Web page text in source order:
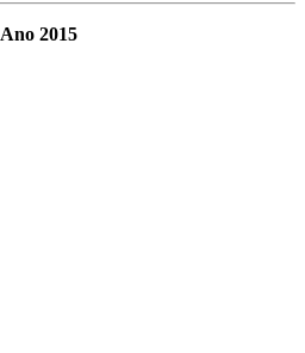
Ano 2015